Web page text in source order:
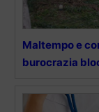
Maltempo e
burocrazia